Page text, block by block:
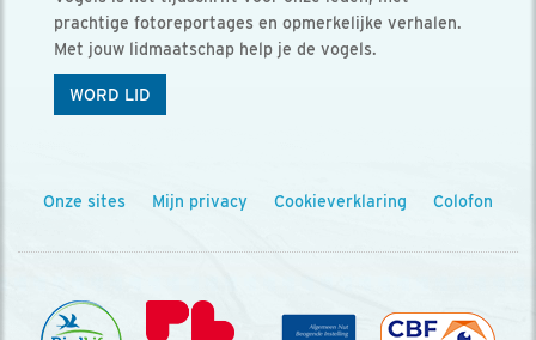
prachtige fotoreportages en opmerkelijke verhalen.
Met jouw lidmaatschap help je de vogels.
WORD LID
Onze sites Mijn privacy Cookieverklaring Colofon